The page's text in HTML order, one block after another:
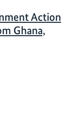
Action
Ghana,